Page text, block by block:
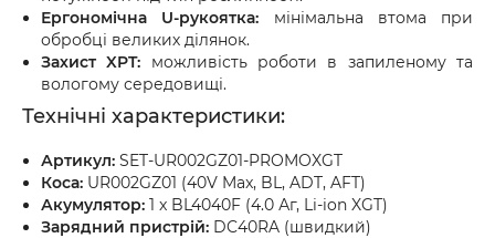
Ергономічна U-рукоятка: мінімальна втома при
обробці великих ділянок.
Захист XPT: можливість роботи в запиленому та
вологому середовищі.
Технічні характеристики:
Артикул: SET-UR002GZ01-PROMOXGT
Коса: UR002GZ01 (40V Max, BL, ADT, AFT)
Акумулятор: 1 x BL4040F (4.0 Аг, Li-ion XGT)
Зарядний пристрій: DC40RA (швидкий)